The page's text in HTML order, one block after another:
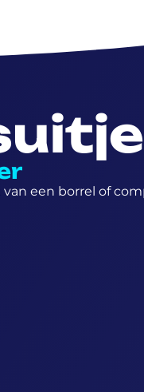
een borrel of